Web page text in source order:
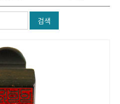
행정박물 영상 기록물
50+1
검색